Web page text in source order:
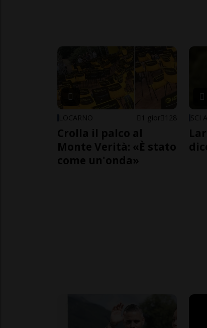
LOCARNO 1 gior 128
Crolla il palco al
Monte Verità: «È stato
come un'onda»
SCI